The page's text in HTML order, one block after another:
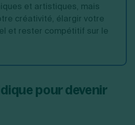
et artistiques, mais
créativité, élargir votre
et rester compétitif sur le
pour devenir